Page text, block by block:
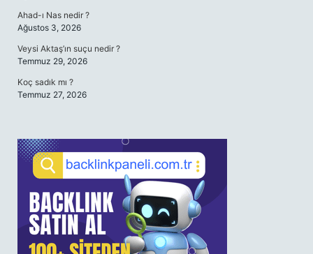
Ahad-ı Nas nedir ?
Ağustos 3, 2026
Veysi Aktaş’ın suçu nedir ?
Temmuz 29, 2026
Koç sadık mı ?
Temmuz 27, 2026